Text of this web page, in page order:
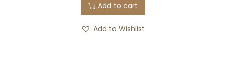
Add to cart
Add to Wishlist